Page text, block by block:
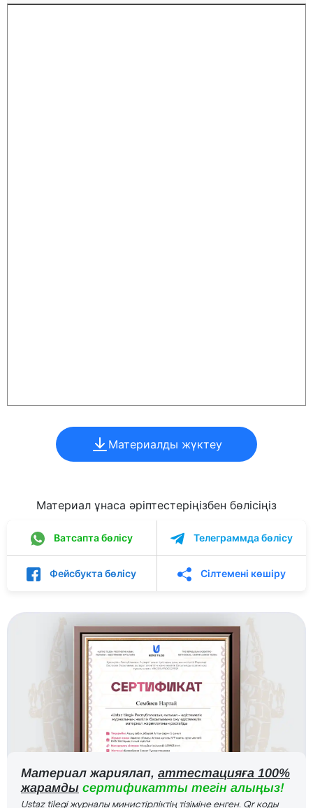
Материалды жүктеу
Материал ұнаса әріптестеріңізбен бөлісіңіз
Ватсапта бөлісу Телеграммда бөлісу
Фейсбукта бөлісу Сілтемені көшіру
Материал жариялап, аттестацияға 100%
жарамды сертификатты тегін алыңыз!
Ustaz tilegi журналы министірліктің тізіміне енген. Qr коды